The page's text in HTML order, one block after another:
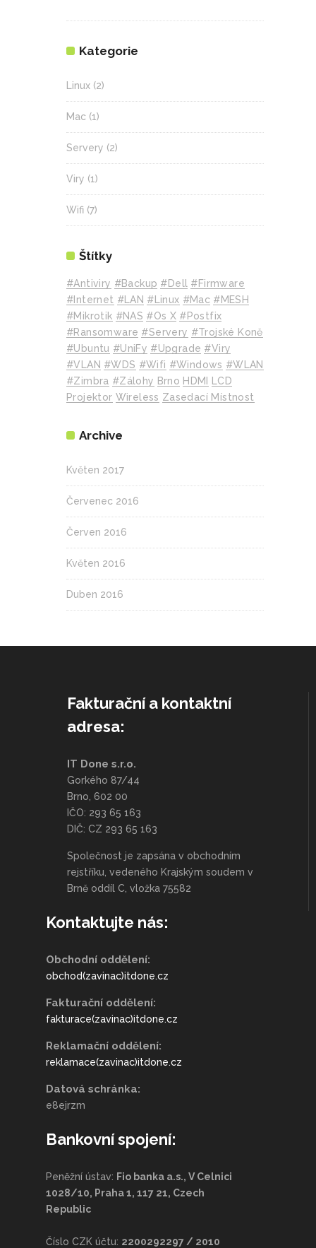
Kategorie
Linux (2)
Mac (1)
Servery (2)
Viry (1)
Wifi (7)
Štítky
#Antiviry #backup #Dell
#Firmware
#internet #LAN #Linux #mac #MESH
#mikrotik #NAS #Os X #Postfix
#Ransomware #Servery #Trojské Koně
#Ubuntu #UniFy #Upgrade #Viry
#VLAN #WDS #wifi #Windows #WLAN
#Zimbra #zálohy Brno HDMI
LCD
Projektor Wireless Zasedací Místnost
Archive
Květen 2017
Červenec 2016
Červen 2016
Květen 2016
Duben 2016
Fakturační a kontaktní
adresa:
IT Done s.r.o.
Gorkého 87/44
Brno, 602 00
IČO: 293 65 163
DIČ: CZ 293 65 163
Společnost je zapsána v obchodním
rejstříku, vedeného Krajským soudem v
Brně oddíl C, vložka 75582
Kontaktujte nás:
Obchodní oddělení:
obchod(zavinac)itdone.cz
Fakturační oddělení:
fakturace(zavinac)itdone.cz
Reklamační oddělení:
reklamace(zavinac)itdone.cz
Datová schránka:
e8ejrzm
Bankovní spojení:
Peněžní ústav: Fio banka a.s., V Celnici
1028/10, Praha 1, 117 21, Czech
Republic
Číslo CZK účtu: 2200292297 / 2010